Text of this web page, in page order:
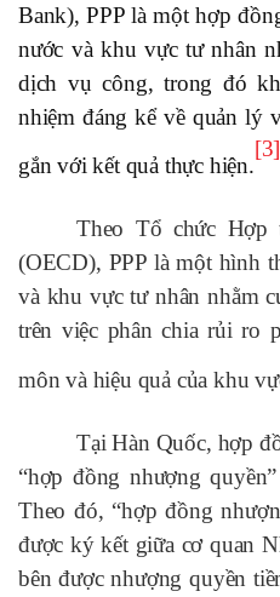
Bank), PPP là một hợp
nước và khu vực tư nhân
dịch vụ công, trong đó
nhiệm đáng kể về quản lý
gắn với kết quả thực hiện.
[3]
Theo Tổ chức Hợp
(OECD), PPP là một hình
và khu vực tư nhân nhằm
trên việc phân chia rủi ro
môn và hiệu quả của khu
Tại Hàn Quốc, hợp
“hợp đồng nhượng quyền”
Theo đó, “hợp đồng
được ký kết giữa cơ quan
bên được nhượng quyền